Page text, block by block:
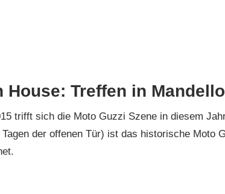
House: Treffen in Mandello
trifft sich die Moto Guzzi Szene in diesem
der offenen Tür) ist das historische Moto